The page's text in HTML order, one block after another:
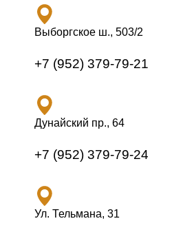
Выборгское ш., 503/2
+7 (952) 379-79-21
Дунайский пр., 64
+7 (952) 379-79-24
Ул. Тельмана, 31